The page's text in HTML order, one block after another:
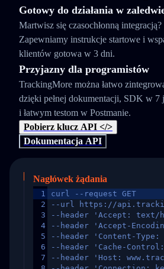
Gotowy do działania w
Martwisz się czasochłonną
Zapewniamy instrukcje startowe i
klientów gotowa w 3 dni.
Przyjazny dla programistów
TrackingMore można łatwo
dzięki pełnej dokumentacji, SDK w 7
i łatwym testom w Postmanie.
Pobierz klucz API </>
Dokumentacja API
Nagłówek żądania
1
2
3
4
5
6
7
curl --request GET
--url https://
--header 'Accept: text/
--header 'Accept-
--header 'Content-
--header 'Cache-Control:
--header 'Host: